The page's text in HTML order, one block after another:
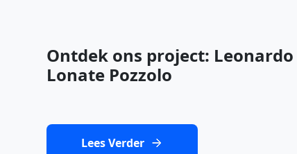
Ontdek ons project:
Lonate Pozzolo
Lees Verder